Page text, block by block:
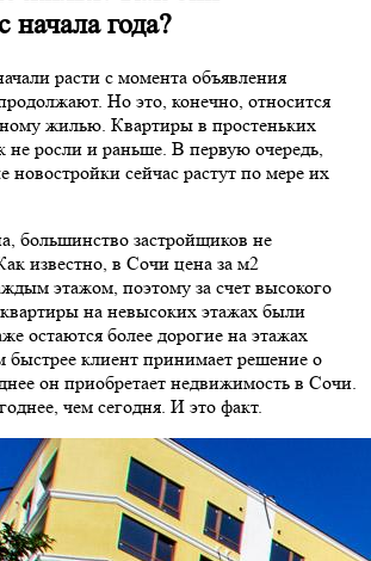
начала года?
расти с момента объявления
Но это, конечно, относится
жилью. Квартиры в простеньких
не росли и раньше. В первую очередь,
сейчас растут по мере их
большинство застройщиков не
известно, в Сочи цена за м2
этажом, поэтому за счет высокого
на невысоких этажах были
остаются более дорогие на этажах
клиент принимает решение о
он приобретает недвижимость в Сочи.
чем сегодня. И это факт.